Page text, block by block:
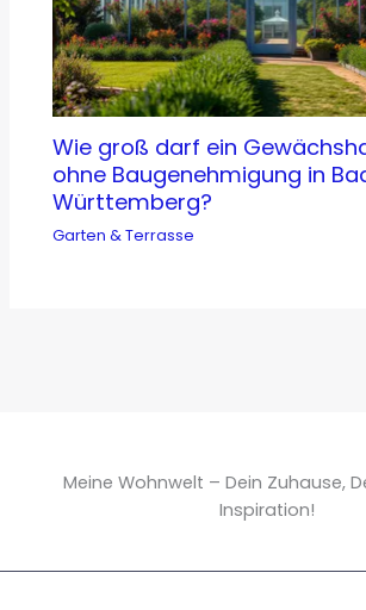
Wie groß darf ein
ohne Baugenehmigung in
Württemberg?
Garten & Terrasse
Meine Wohnwelt – Dein Zuhause,
Inspiration!